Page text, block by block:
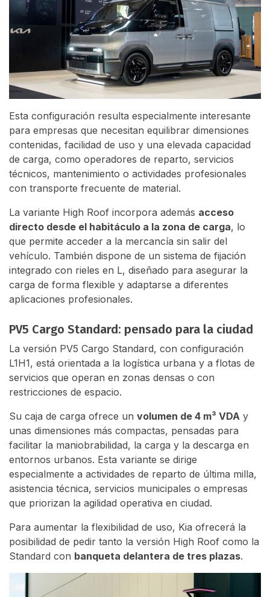
Esta configuración resulta especialmente interesante
para empresas que necesitan equilibrar dimensiones
contenidas, facilidad de uso y una elevada capacidad
de carga, como operadores de reparto, servicios
técnicos, mantenimiento o actividades profesionales
con transporte frecuente de material.
La variante High Roof incorpora además acceso
directo desde el habitáculo a la zona de carga, lo
que permite acceder a la mercancía sin salir del
vehículo. También dispone de un sistema de fijación
integrado con rieles en L, diseñado para asegurar la
carga de forma flexible y adaptarse a diferentes
aplicaciones profesionales.
PV5 Cargo Standard: pensado para la ciudad
La versión PV5 Cargo Standard, con configuración
L1H1, está orientada a la logística urbana y a flotas de
servicios que operan en zonas densas o con
restricciones de espacio.
Su caja de carga ofrece un volumen de 4 m³ VDA y
unas dimensiones más compactas, pensadas para
facilitar la maniobrabilidad, la carga y la descarga en
entornos urbanos. Esta variante se dirige
especialmente a actividades de reparto de última milla,
asistencia técnica, servicios municipales o empresas
que priorizan la agilidad operativa en ciudad.
Para aumentar la flexibilidad de uso, Kia ofrecerá la
posibilidad de pedir tanto la versión High Roof como la
Standard con banqueta delantera de tres plazas.